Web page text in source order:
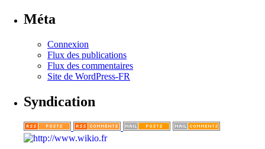
Méta
Connexion
Flux des publications
Flux des commentaires
Site de WordPress-FR
Syndication